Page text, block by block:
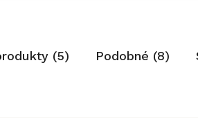
(5) Podobné (8)